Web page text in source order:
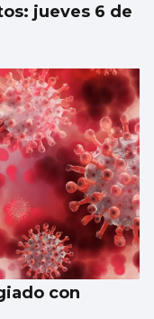
jueves 6 de
con